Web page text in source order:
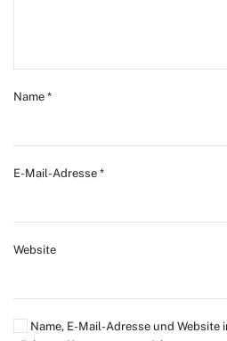
Name *
E-Mail-Adresse *
Website
Name, E-Mail-Adresse und Website